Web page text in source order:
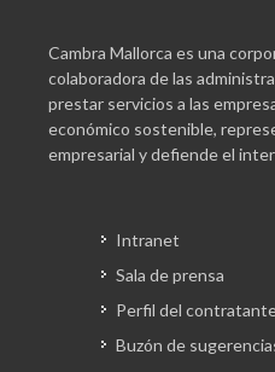
Cambra Mallorca es una
colaboradora de las
prestar servicios a las
económico sostenible,
empresarial y defiende el
Intranet
Sala de prensa
Perfil del
Buzón de